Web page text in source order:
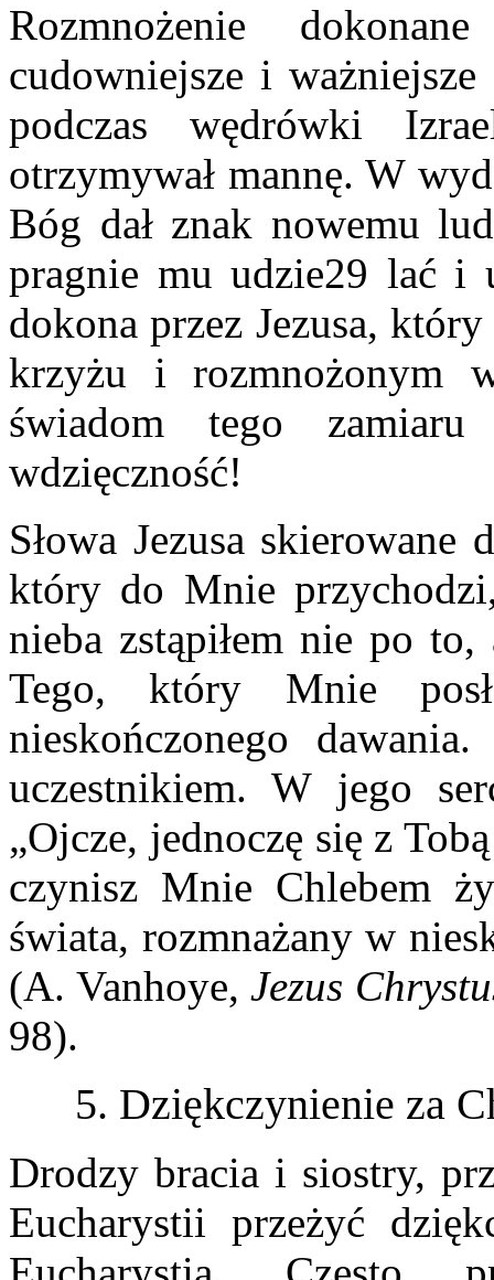
Rozmnożenie
cudowniejsze i
podczas wędrówki
otrzymywał mannę. W
Bóg dał znak nowemu
pragnie mu udzie29 lać i
dokona przez Jezusa,
krzyżu i rozmnożonym
świadom tego
wdzięczność!
Słowa Jezusa skierowane
który do Mnie
nieba zstąpiłem nie po
Tego, który Mnie
nieskończonego
uczestnikiem. W jego
„Ojcze, jednoczę się z
czynisz Mnie Chlebem
świata, rozmnażany w
(A. Vanhoye,Jezus
98).
5. Dziękczynienie za
Drodzy bracia i siostry,
Eucharystii przeżyć